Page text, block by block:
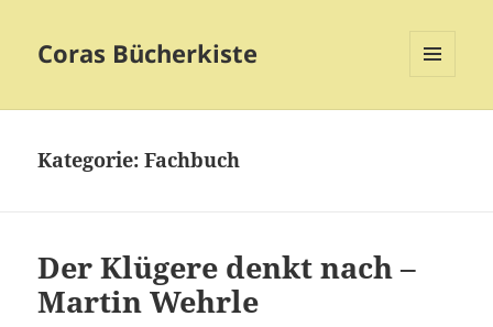
Coras Bücherkiste
Kategorie:Fachbuch
Der Klügere denkt nach –
Martin Wehrle